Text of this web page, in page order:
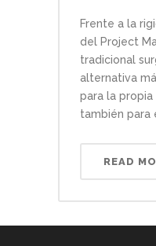
Frente a la
del Project
tradicional
alternativa
para la propia
también para
READ